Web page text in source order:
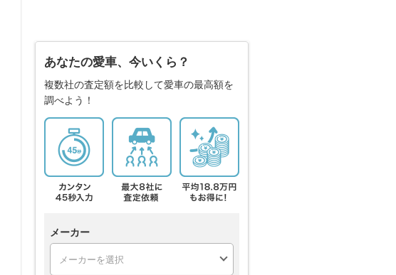
あなたの愛車、今いくら？
複数社の査定額を比較して愛車の最高額を
調べよう！
メーカー